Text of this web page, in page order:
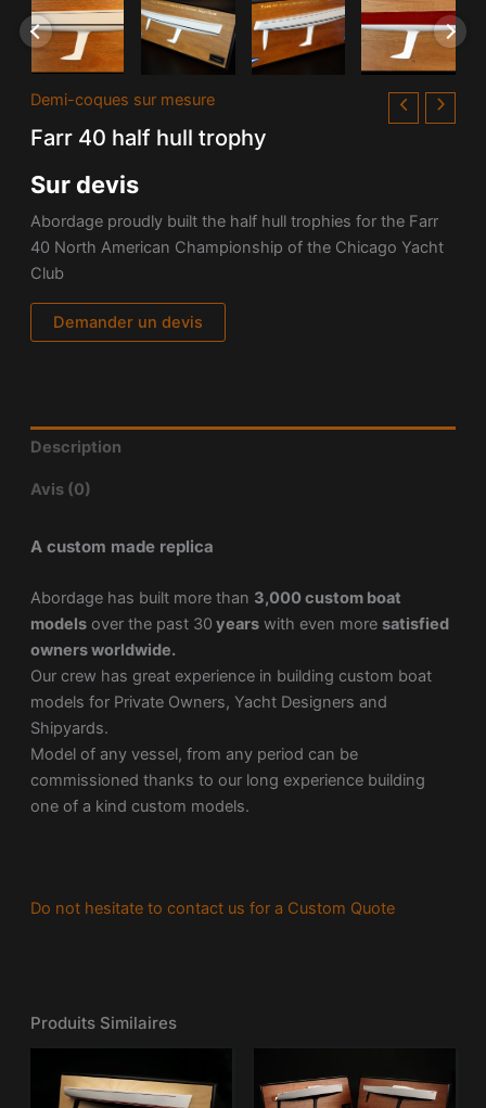
Demi-coques sur mesure
Farr 40 half hull trophy
Sur devis
Abordage proudly built the half hull trophies for the Farr
40 North American Championship of the Chicago Yacht
Club
Demander un devis
Description
Avis (0)
A custom made replica
Abordage has built more than 3,000 custom boat
modelsover the past 30 yearswith even more satisfied
owners worldwide.
Our crew has great experience in building custom boat
models for Private Owners, Yacht Designers and
Shipyards.
Model of any vessel, from any period can be
commissioned thanks to our long experience building
one of a kind custom models.
Do not hesitate to contact us for a Custom Quote
Produits Similaires